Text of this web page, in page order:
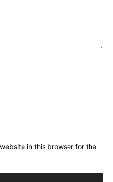
in this browser for the